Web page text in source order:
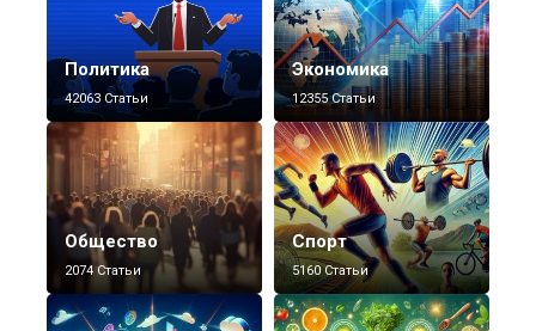
Политика
42063 Статьи
Экономика
12355 Статьи
Общество
2074 Статьи
Спорт
5160 Статьи